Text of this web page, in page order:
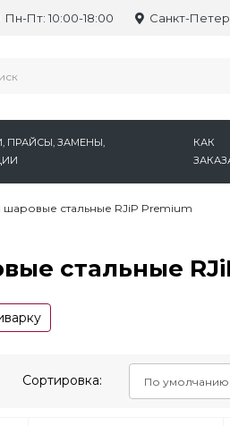
Пн-Пт: 10:00-18:00 Санкт-
ПРАЙСЫ, ЗАМЕНЫ,
КАК
шаровые стальные RJiP Premium
стальные
Сортировка: